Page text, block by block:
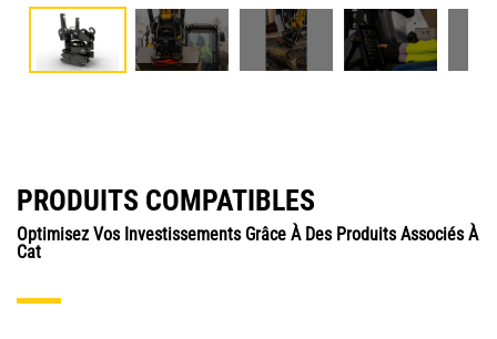
PRODUITS COMPATIBLES
Optimisez Vos Investissements Grâce À Des Produits Associés À
Cat